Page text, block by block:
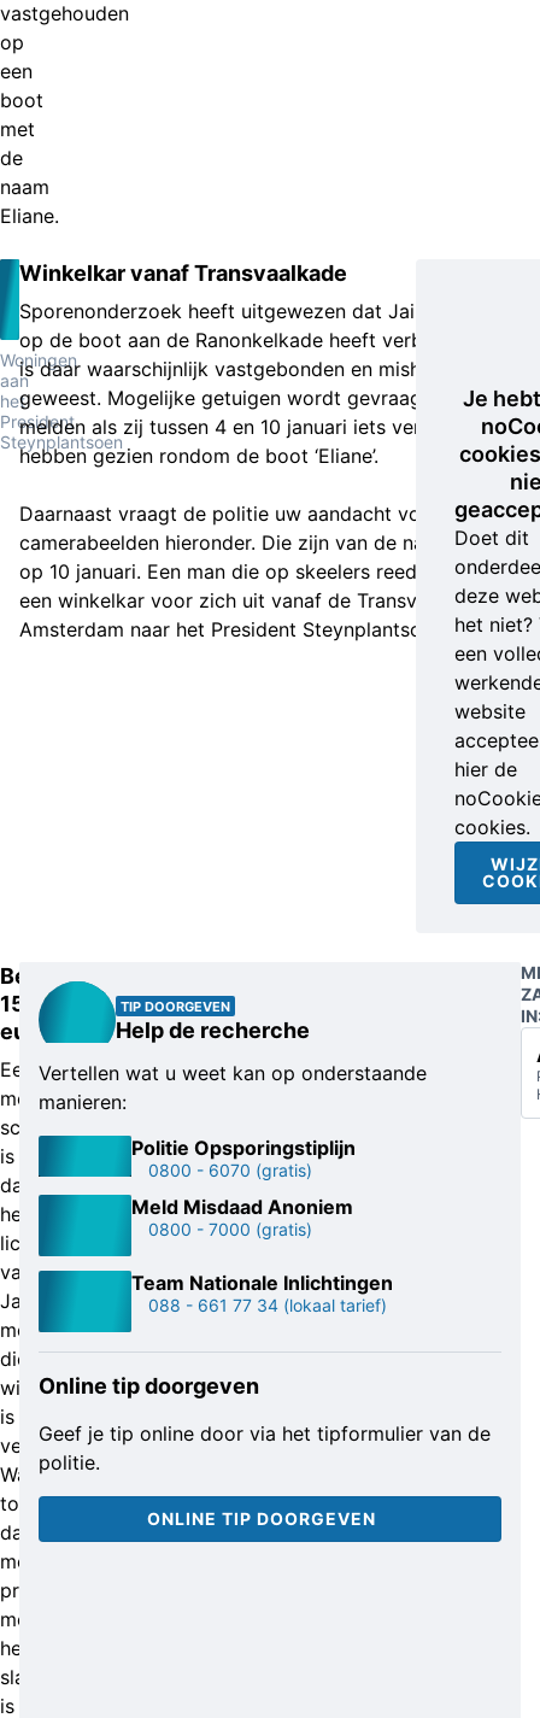
vastgehouden
op
een
boot
met
de
naam
Eliane.
Woningen
aan
het
President
Steynplantsoen
Winkelkar vanaf Transvaalkade
Sporenonderzoek heeft uitgewezen dat Jair inderdaad
op de boot aan de Ranonkelkade heeft verbleven. Hij
is daar waarschijnlijk vastgebonden en mishandeld
geweest. Mogelijke getuigen wordt gevraagd zich te
melden als zij tussen 4 en 10 januari iets verdachts
hebben gezien rondom de boot ‘Eliane’.
Daarnaast vraagt de politie uw aandacht voor de
camerabeelden hieronder. Die zijn van de nacht van 9
op 10 januari. Een man die op skeelers reed, duwde
een winkelkar voor zich uit vanaf de Transvaalkade in
Amsterdam naar het President Steynplantsoen.
Je
Doet dit
deze
het niet?
een
website
hier de
cookies.
Beloning:
15.000
euro
Een
mogelijk
scenario
is
dat
het
lichaam
van
Jair
met
die
winkelkar
is
vervoerd.
Wat
tot
dat
moment
precies
met
het
slachtoffer
is
TIP DOORGEVEN
Help de recherche
Vertellen wat u weet kan op onderstaande
manieren:
Politie Opsporingstiplijn
0800 - 6070 (gratis)
Meld Misdaad Anoniem
0800 - 7000 (gratis)
Team Nationale Inlichtingen
088 - 661 77 34 (lokaal tarief)
Online tip doorgeven
Geef je tip online door via het tipformulier van de
politie.
ONLINE TIP DOORGEVEN